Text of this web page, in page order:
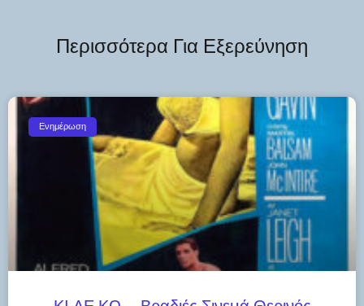
Περισσότερα Για Εξερεύνηση
Ενημέρωση